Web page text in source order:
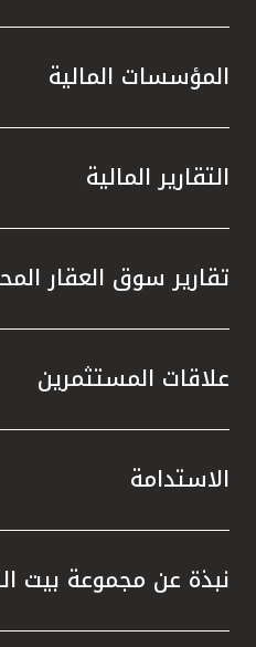
المؤسسات المالية
التقارير المالية
تقارير سوق العقار
علاقات المستثمرين
الاستدامة
نبذة عن مجموعة بيت